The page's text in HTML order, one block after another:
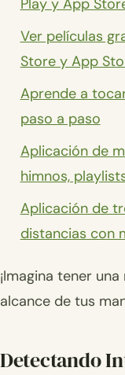
Play y App
Ver películas
Store y App
Aprende a
paso a paso
Aplicación de
himnos,
Aplicación de
distancias con
¡Imagina tener
alcance de tus
Detectando